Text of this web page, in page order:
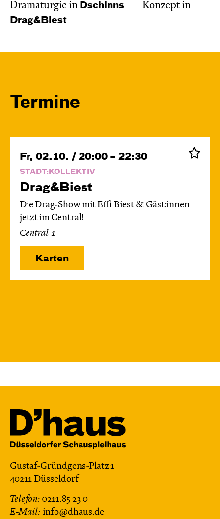
Dramaturgie in Dschinns Konzept in
Drag&Biest
Termine
Fr, 02.10. / 20:00 – 22:30
STADT:KOLLEKTIV
Drag&Biest
Die Drag-Show mit Effi Biest & Gäst:innen —
jetzt im Central!
Central 1
Karten
Gustaf-Gründgens-Platz 1
40211 Düsseldorf
Telefon: 0211.85 23 0
E-Mail: info@dhaus.de